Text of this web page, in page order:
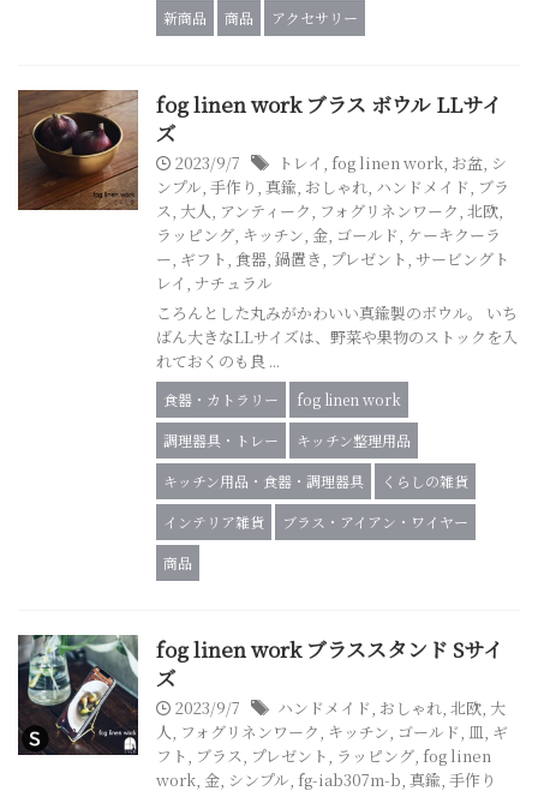
新商品 商品 アクセサリー
fog linen work ブラス ボウル LLサイ
ズ
2023/9/7 トレイ , fog linen work, お盆, シ
ンプル, 手作り , 真鍮, おしゃれ, ハンドメイド, ブラ
ス, 大人, アンティーク, フォグリネンワーク, 北欧,
ラッピング, キッチン, 金, ゴールド, ケーキクーラ
ー, ギフト, 食器, 鍋置き, プレゼント, サービングト
レイ , ナチュラル
ころんとした丸みがかわいい真鍮製のボウル。 いち
ばん大きなLLサイズは、野菜や果物のストックを入
れておくのも良 ...
食器・カトラリー
fog linen work
調理器具・トレー
キッチン整理用品
キッチン用品・食器・調理器具
くらしの雑貨
インテリア雑貨
ブラス・アイアン・ワイヤー
商品
fog linen work ブラススタンド Sサイ
ズ
2023/9/7 ハンドメイド, おしゃれ, 北欧, 大
人, フォグリネンワーク, キッチン, ゴールド, 皿, ギ
フト, ブラス, プレゼント, ラッピング, fog linen
work, 金, シンプル, fg-iab307m-b, 真鍮, 手作り